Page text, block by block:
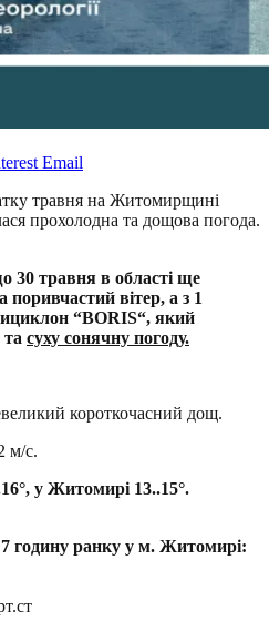
Email
травня на Житомирщині
прохолодна та дощова погода.
30 травня в області ще
вітер, а з 1
“BORIS“, який
та суху сонячну погоду.
короткочасний дощ.
м/с.
у Житомирі 13..15°.
годину ранку у м. Житомирі: